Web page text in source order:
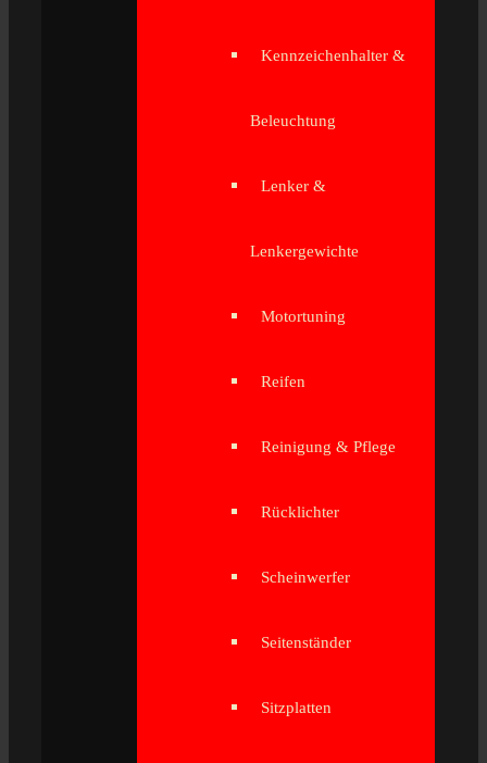
Kennzeichenhalter &
Beleuchtung
Lenker &
Lenkergewichte
Motortuning
Reifen
Reinigung & Pflege
Rücklichter
Scheinwerfer
Seitenständer
Sitzplatten